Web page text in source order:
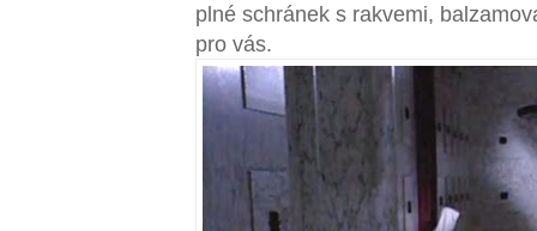
plné schránek s rakvemi,
pro vás.